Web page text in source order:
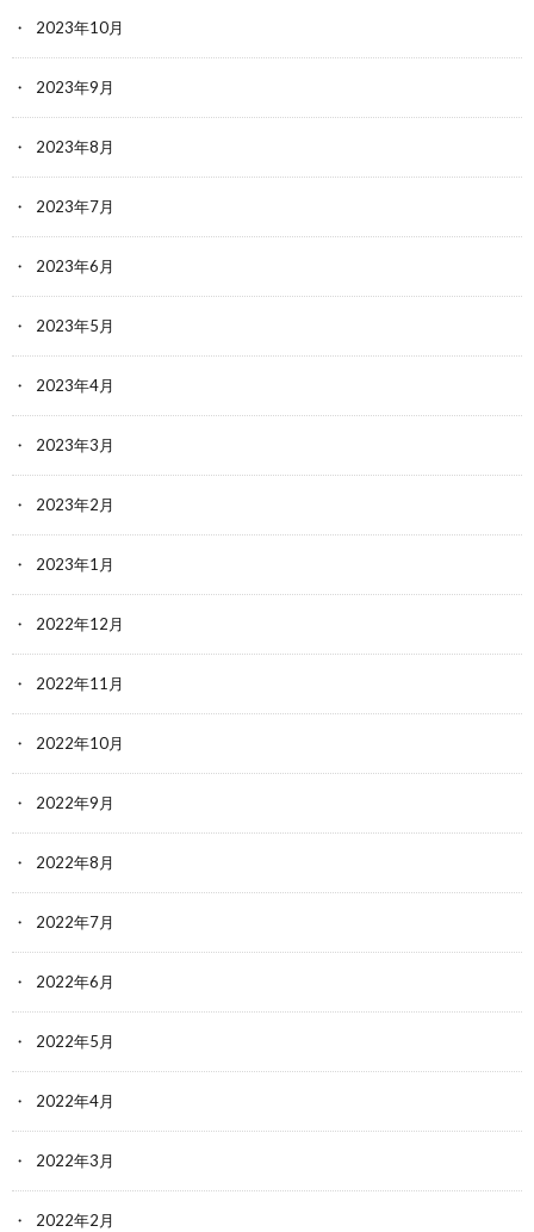
2023年10月
2023年9月
2023年8月
2023年7月
2023年6月
2023年5月
2023年4月
2023年3月
2023年2月
2023年1月
2022年12月
2022年11月
2022年10月
2022年9月
2022年8月
2022年7月
2022年6月
2022年5月
2022年4月
2022年3月
2022年2月